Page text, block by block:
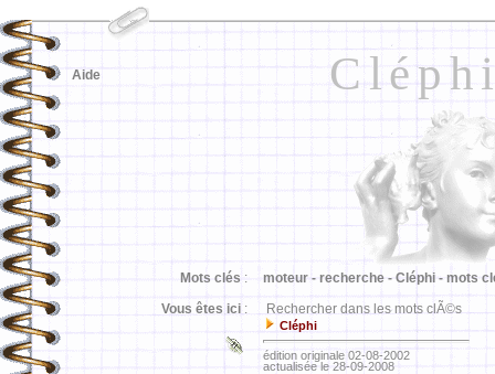
Aide
Mots clés : moteur - recherche - Cléphi - mots
Vous êtes ici : Rechercher dans les mots clÃ©s
Cléphi
édition originale 02-08-2002
actualisée le 28-09-2008